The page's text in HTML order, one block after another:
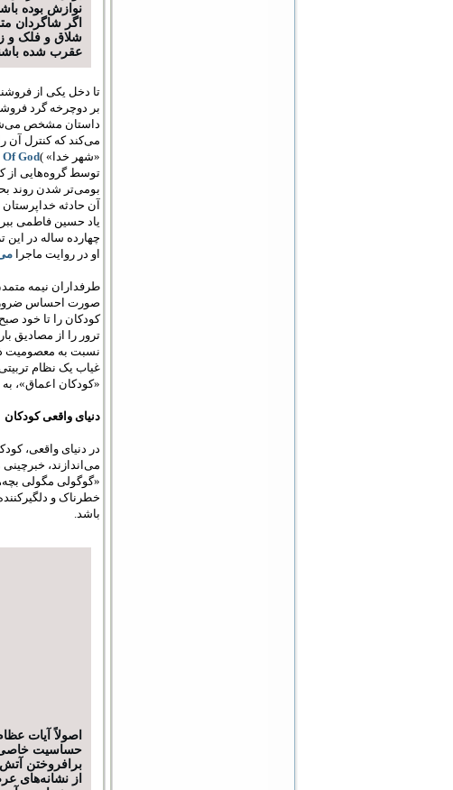
نوازش بوده
اگر شاگردان
شلاق و فلک و
عقرب شده
تا دخل یکی از
بر دوچرخه گرد
داستان مشخص
می‌کند که کنترل آن
«شهر خدا» (
God
توسط گروه‌هایی از
بومی‌تر شدن روند
آن حادثه
یاد حسین فاطمی
چهارده ساله در
او در روایت ماجرا
طرفداران نیمه
صورت احساس
کودکان را تا خود
ترور را از مصادیق
نسبت به معصومیت
غیاب یک نظام تربیتی
«کودکان اعماق»،
دنیای واقعی کودکان
در دنیای واقعی،
می‌اندازند،
«گوگولی مگولی
خطرناک و
باشد.
اصولاً آیات
حساسیت
برافروختن آتش
از نشانه‌های